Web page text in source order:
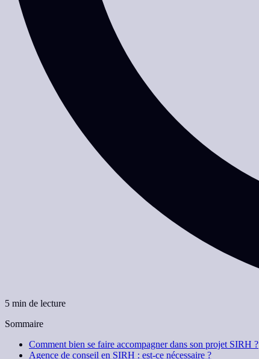
5 min de lecture
Sommaire
Comment bien se faire accompagner dans son projet SIRH ?
Agence de conseil en SIRH : est-ce nécessaire ?